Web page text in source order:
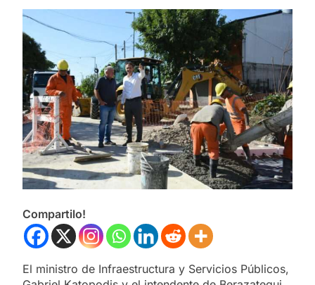
Compartilo!
El ministro de Infraestructura y Servicios Públicos,